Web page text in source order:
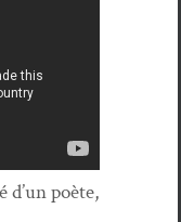
poète,